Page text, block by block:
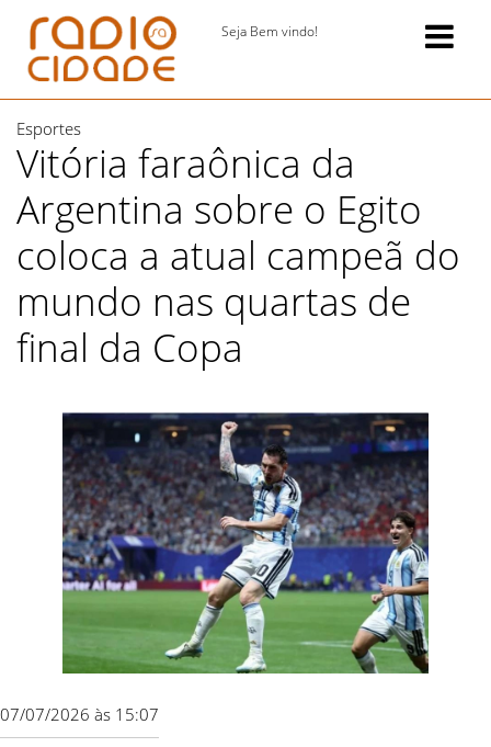
Seja Bem vindo!
Esportes
Vitória faraônica da
Argentina sobre o Egito
coloca a atual campeã do
mundo nas quartas de
final da Copa
07/07/2026 às 15:07